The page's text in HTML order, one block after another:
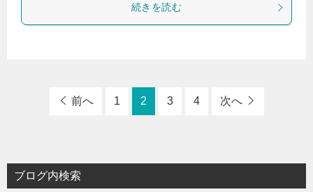
続きを読む
前へ 1 2 3 4 次へ
ブログ内検索